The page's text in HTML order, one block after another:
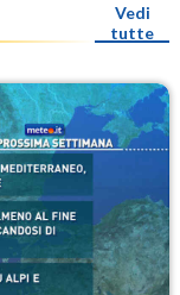
Vedi
tutte